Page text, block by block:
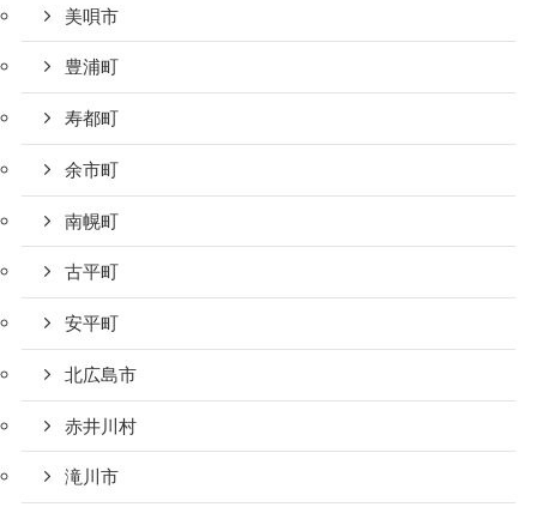
美唄市
豊浦町
寿都町
余市町
南幌町
古平町
安平町
北広島市
赤井川村
滝川市